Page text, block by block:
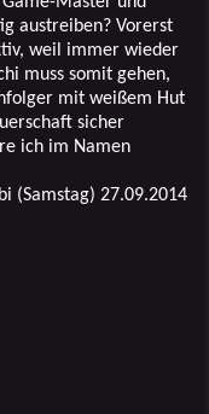
austreiben? Vorerst
weil immer wieder
muss somit gehen,
mit weißem Hut
sicher
ich im Namen
(Samstag) 27.09.2014